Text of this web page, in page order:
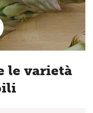
le varietà